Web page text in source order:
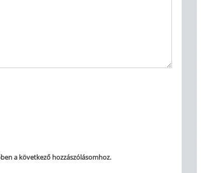
a következő hozzászólásomhoz.